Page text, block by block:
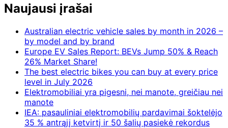
Naujausi įrašai
Australian electric vehicle sales by month in 2026 –
by model and by brand
Europe EV Sales Report: BEVs Jump 50% & Reach
26% Market Share!
The best electric bikes you can buy at every price
level in July 2026
Elektromobiliai yra pigesni, nei manote, greičiau nei
manote
IEA: pasauliniai elektromobilių pardavimai šoktelėjo
35 % antrąjį ketvirtį ir 50 šalių pasiekė rekordus